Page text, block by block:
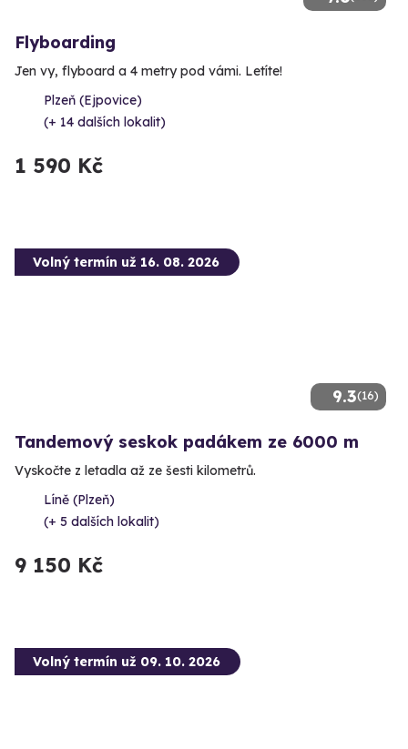
Flyboarding
Jen vy, flyboard a 4 metry pod vámi. Letíte!
Plzeň (Ejpovice)
(+ 14 dalších lokalit)
1 590 Kč
9.3(16)
Volný termín už 16. 08. 2026
Tandemový seskok padákem ze 6000 m
Vyskočte z letadla až ze šesti kilometrů.
Líně (Plzeň)
(+ 5 dalších lokalit)
9 150 Kč
Volný termín už 09. 10. 2026